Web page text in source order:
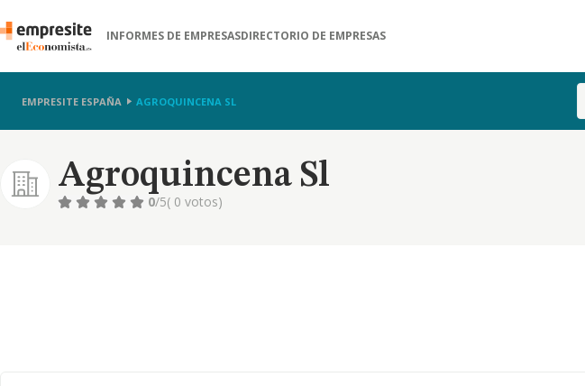
INFORMES DE EMPRESASDIRECTORIO DE EMPRESAS
EMPRESITE ESPAÑA AGROQUINCENA SL
Agroquincena Sl
0/5( 0 votos)